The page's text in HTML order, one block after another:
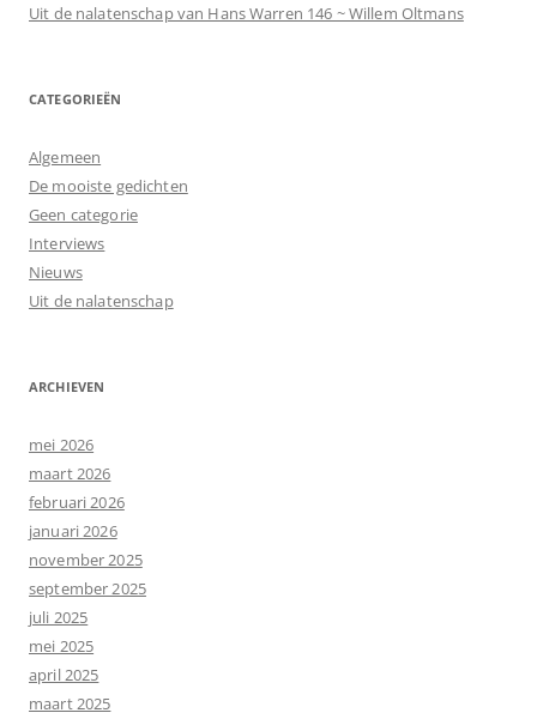
Uit de nalatenschap van Hans Warren 146 ~ Willem Oltmans
CATEGORIEËN
Algemeen
De mooiste gedichten
Geen categorie
Interviews
Nieuws
Uit de nalatenschap
ARCHIEVEN
mei 2026
maart 2026
februari 2026
januari 2026
november 2025
september 2025
juli 2025
mei 2025
april 2025
maart 2025